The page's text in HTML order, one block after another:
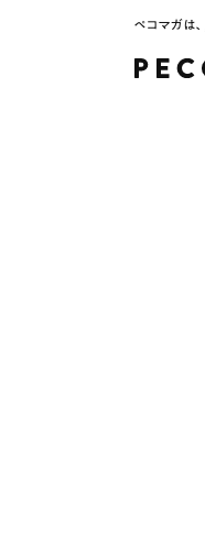
ペコマガは、